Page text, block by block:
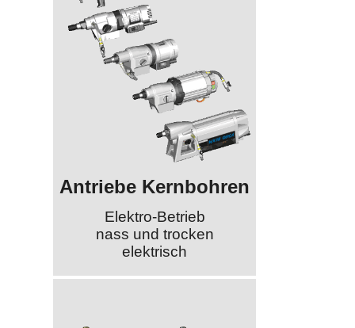
Antriebe Kernbohren
Elektro-Betrieb
nass und trocken
elektrisch